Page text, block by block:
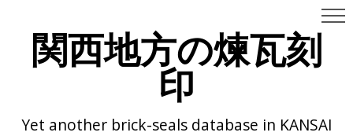
関西地方の煉瓦刻
印
Yet another brick-seals database in KANSAI